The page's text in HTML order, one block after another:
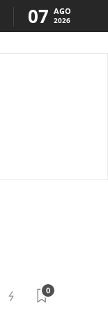
07 AGO
2026
0